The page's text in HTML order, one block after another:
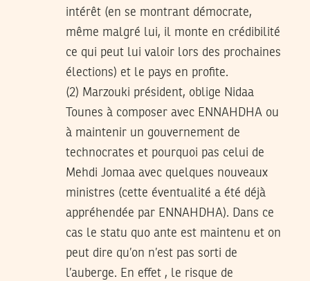
intérêt (en se montrant démocrate,
même malgré lui, il monte en crédibilité
ce qui peut lui valoir lors des prochaines
élections) et le pays en profite.
(2) Marzouki président, oblige Nidaa
Tounes à composer avec ENNAHDHA ou
à maintenir un gouvernement de
technocrates et pourquoi pas celui de
Mehdi Jomaa avec quelques nouveaux
ministres (cette éventualité a été déjà
appréhendée par ENNAHDHA). Dans ce
cas le statu quo ante est maintenu et on
peut dire qu’on n’est pas sorti de
l’auberge. En effet , le risque de